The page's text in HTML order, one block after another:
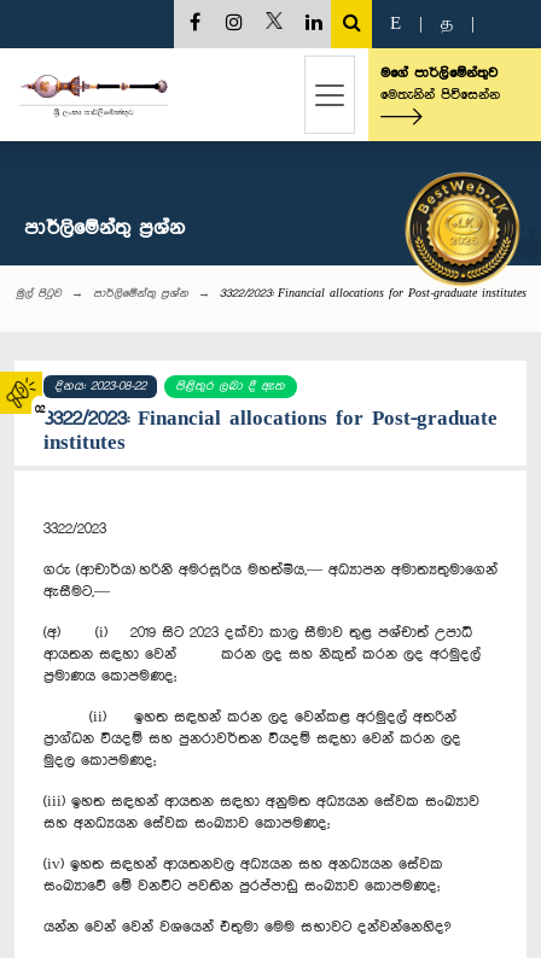
02
E த
මගේ පාර්ලිමේන්තුව
මෙතැනින් පිවිසෙන්න
පාර්ලි‌මේන්තු‌ ප්‍රශ්න
මුල් පිටුව පාර්ලි‌මේන්තු‌ ප්‍රශ්න 3322/2023: Financial allocations for Post-graduate institutes
දිනය: 2023-08-22 පිළිතුර ලබා දී ඇත
3322/2023: Financial allocations for Post-graduate
institutes
3322/2023
ගරු (ආචාර්ය) හරිනි අමරසූරිය මහත්මිය,— අධ්‍යාපන අමාත්‍යතුමාගෙන්
ඇසීමට,—
(අ) (i) 2019 සිට 2023 දක්වා කාල සීමාව තුළ පශ්චාත් උපාධි
ආයතන සඳහා වෙන් කරන ලද සහ නිකුත් කරන ලද අරමුදල්
ප්‍රමාණය කොපමණද;
(ii) ඉහත සඳහන් කරන ලද වෙන්කළ අරමුදල් අතරින්
ප්‍රාග්ධන වියදම් සහ පුනරාවර්තන වියදම් සඳහා වෙන් කරන ලද
මුදල කොපමණද;
(iii) ඉහත සඳහන් ආයතන සඳහා අනුමත අධ්‍යයන සේවක සංඛ්‍යාව
සහ අනධ්‍යයන සේවක සංඛ්‍යාව කොපමණද;
(iv) ඉහත සඳහන් ආයතනවල අධ්‍යයන සහ අනධ්‍යයන සේවක
සංඛ්‍යාවේ මේ වනවිට පවතින පුරප්පාඩු සංඛ්‍යාව කොපමණද;
යන්න වෙන් වෙන් වශයෙන් එතුමා මෙම සභාවට දන්වන්නෙහිද?